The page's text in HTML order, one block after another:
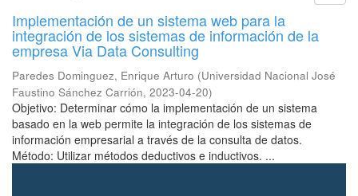
Implementación de un sistema web para la
integración de los sistemas de información de la
empresa Via Data Consulting
Paredes Dominguez, Enrique Arturo (Universidad Nacional José
Faustino Sánchez Carrión, 2023-04-20)
Objetivo: Determinar cómo la implementación de un sistema
basado en la web permite la integración de los sistemas de
información empresarial a través de la consulta de datos.
Método: Utilizar métodos deductivos e inductivos. ...